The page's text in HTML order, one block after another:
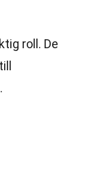
roll. De